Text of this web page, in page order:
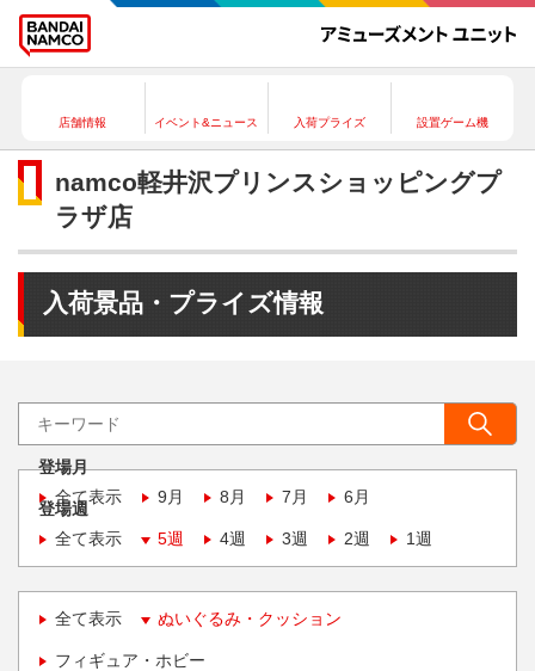
店舗情報 イベント&ニュース 入荷プライズ 設置ゲーム機
namco軽井沢プリンスショッピングプ
ラザ店
入荷景品・プライズ情報
登場月
全て表示
9月 8月 7月 6月
登場週
全て表示
5週 4週 3週 2週 1週
全て表示 ぬいぐるみ・クッション
フィギュア・ホビー